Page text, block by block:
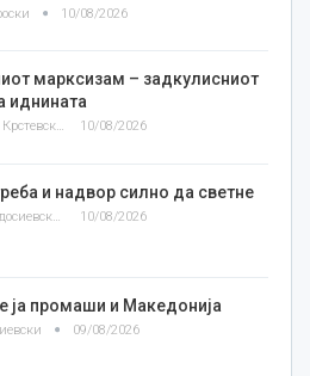
10/08/2026
марксизам – задкулисниот
иднината
Владимир Крстевски 10/08/2026
и надвор силно да светне
Златко Теодосиевски 10/08/2026
ја промаши и Македонија
09/08/2026